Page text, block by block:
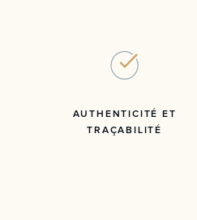
AUTHENTICITÉ ET
TRAÇABILITÉ